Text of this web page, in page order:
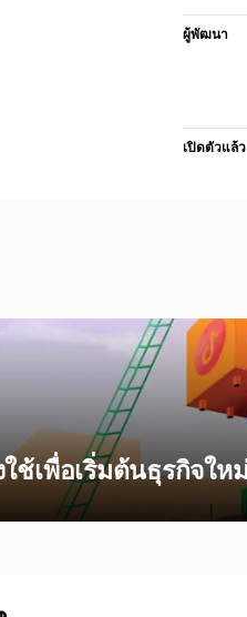
ผู้พัฒนา
เปิดตัวแล้ว
เพื่อเริ่มต้นธุรกิจให